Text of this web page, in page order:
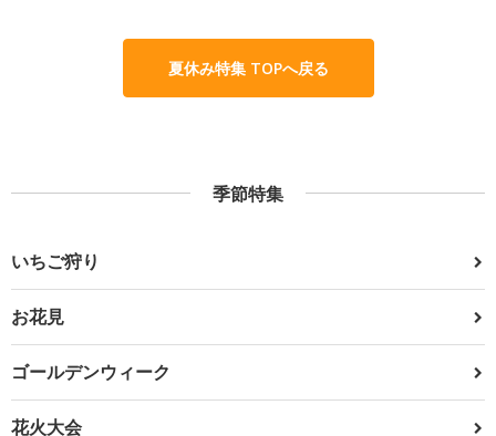
夏休み特集 TOPへ戻る
季節特集
いちご狩り
お花見
ゴールデンウィーク
花火大会